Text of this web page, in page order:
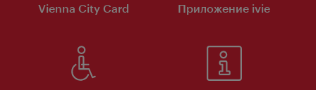
Vienna City Card Приложение ivie